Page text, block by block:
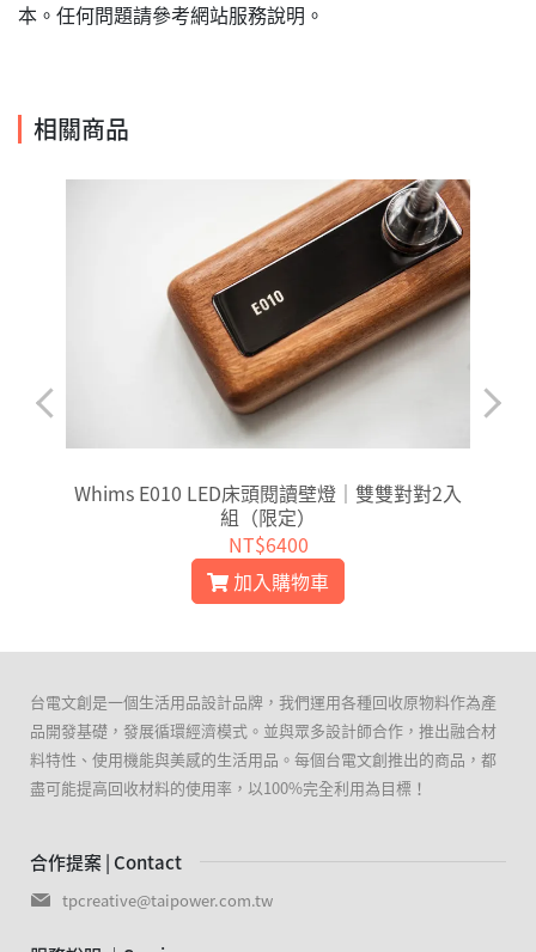
本。任何問題請參考網站服務說明。
相關商品
Whims E010 LED床頭閱讀壁燈｜雙雙對對2入
組（限定）
NT$6400
加入購物車
合作提案 | Contact
tpcreative@taipower.com.tw
台電文創是一個生活用品設計品牌，我們運用各種回收原物料作為產
品開發基礎，發展循環經濟模式。並與眾多設計師合作，推出融合材
料特性、使用機能與美感的生活用品。每個台電文創推出的商品，都
盡可能提高回收材料的使用率，以100%完全利用為目標！